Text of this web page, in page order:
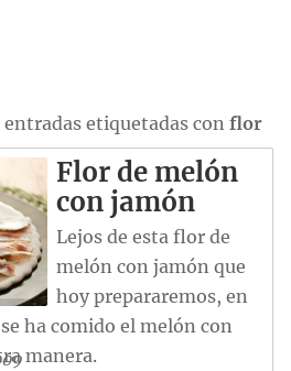
etiquetadas conflor
Flor de melón
con jamón
Lejos de esta flor de
melón con jamón que
hoy prepararemos, en
ha comido el melón con
manera.